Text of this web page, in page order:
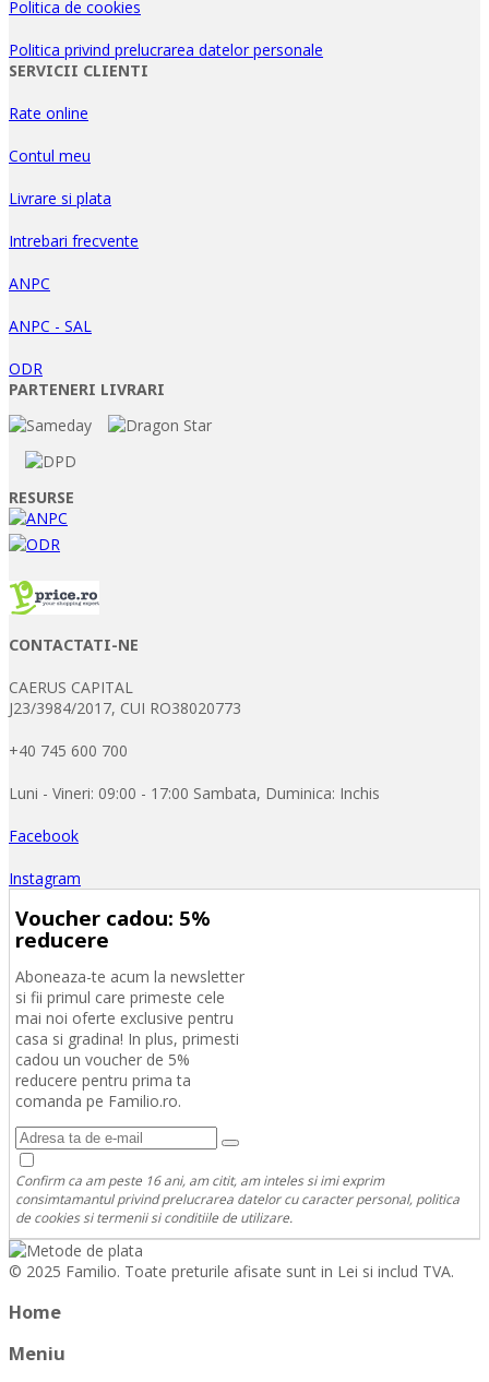
Politica de cookies
Politica privind prelucrarea datelor personale
SERVICII CLIENTI
Rate online
Contul meu
Livrare si plata
Intrebari frecvente
ANPC
ANPC - SAL
ODR
PARTENERI LIVRARI
RESURSE
CONTACTATI-NE
CAERUS CAPITAL
J23/3984/2017, CUI RO38020773
+40 745 600 700
Luni - Vineri: 09:00 - 17:00 Sambata, Duminica: Inchis
Facebook
Instagram
Voucher cadou: 5%
reducere
Aboneaza-te acum la newsletter
si fii primul care primeste cele
mai noi oferte exclusive pentru
casa si gradina! In plus, primesti
cadou un voucher de 5%
reducere pentru prima ta
comanda pe Familio.ro.
Confirm ca am peste 16 ani, am citit, am inteles si imi exprim
consimtamantul privind prelucrarea datelor cu caracter personal, politica
de cookies si termenii si conditiile de utilizare.
© 2025 Familio. Toate preturile afisate sunt in Lei si includ TVA.
Home
Meniu